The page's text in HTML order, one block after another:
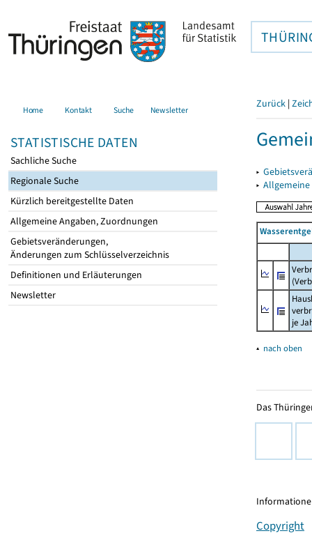
Home Kontakt Suche Newsletter
STATISTISCHE DATEN
Sachliche Suche
Regionale Suche
Kürzlich bereitgestellte Daten
Allgemeine Angaben, Zuordnungen
Gebietsveränderungen,
Änderungen zum Schlüsselverzeichnis
Definitionen und Erläuterungen
Newsletter
Zurück |
▸
▸
je
▴ nach oben
Das
Copyright